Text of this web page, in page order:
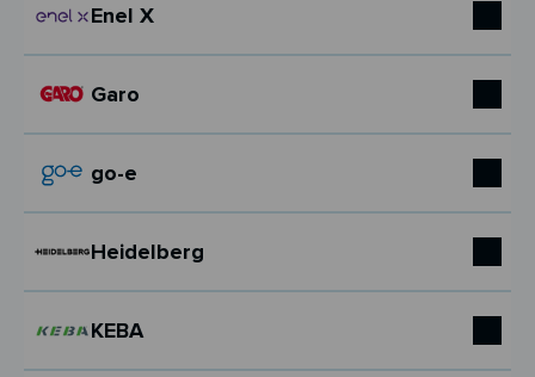
Enel X
Garo
go-e
Heidelberg
KEBA